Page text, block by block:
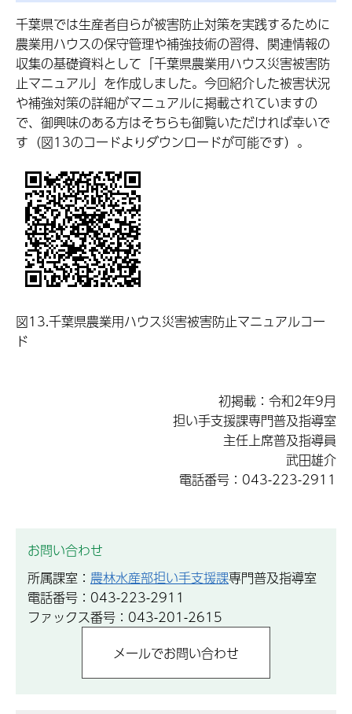
千葉県では生産者自らが被害防止対策を実践するために
農業用ハウスの保守管理や補強技術の習得、関連情報の
収集の基礎資料として「千葉県農業用ハウス災害被害防
止マニュアル」を作成しました。今回紹介した被害状況
や補強対策の詳細がマニュアルに掲載されていますの
で、御興味のある方はそちらも御覧いただければ幸いで
す（図13のコードよりダウンロードが可能です）。
図13.千葉県農業用ハウス災害被害防止マニュアルコー
ド
初掲載：令和2年9月
担い手支援課専門普及指導室
主任上席普及指導員
武田雄介
電話番号：043-223-2911
お問い合わせ
所属課室： 農林水産部担い手支援課専門普及指導室
電話番号：043-223-2911
ファックス番号：043-201-2615